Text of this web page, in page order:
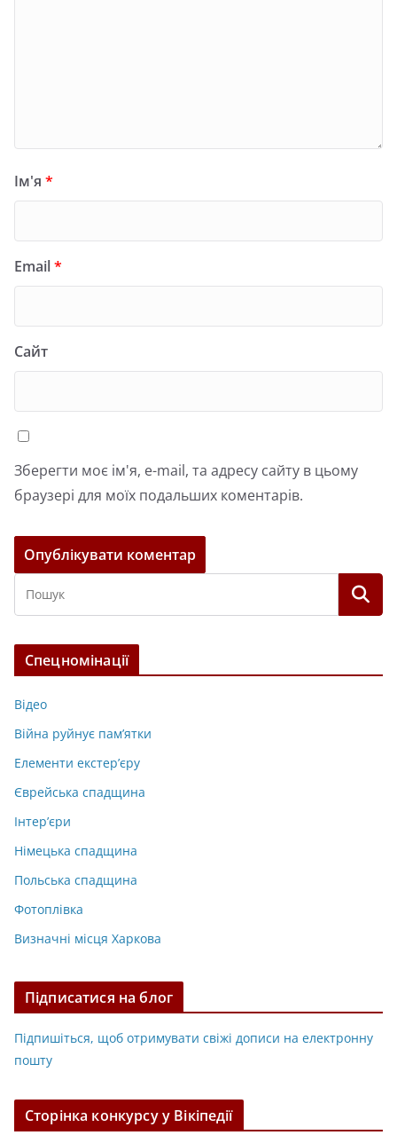
Ім'я *
Email*
Сайт
Зберегти моє ім'я, e-mail, та адресу сайту в цьому
браузері для моїх подальших коментарів.
Спецномінації
Відео
Війна руйнує пам’ятки
Елементи екстер’єру
Єврейська спадщина
Інтер’єри
Німецька спадщина
Польська спадщина
Фотоплівка
Визначні місця Харкова
Підписатися на блог
Підпишіться, щоб отримувати свіжі дописи на електронну
пошту
Сторінка конкурсу у Вікіпедії